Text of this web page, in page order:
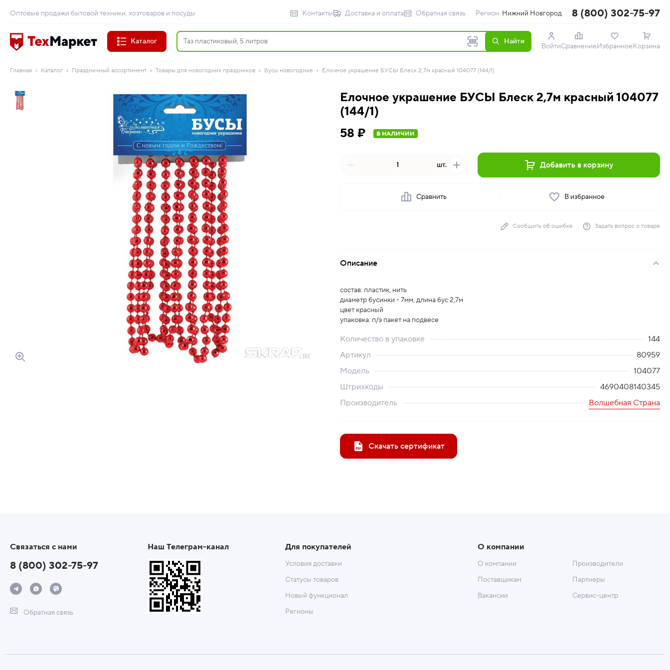
Оптовые продажи бытовой техники, хозтоваров и посуды Контакты Доставка и оплата Обратная связь Регион: Нижний Новгород 8 (800) 302-75-97
Каталог Найти
ВойтиСравнениеИзбранноеКорзина
Главная Каталог Праздничный ассортимент Товары для новогодних праздников Бусы новогодние Елочное украшение БУСЫ Блеск 2,7м красный 104077 (144/1)
Елочное украшение БУСЫ Блеск 2,7м красный 104077
(144/1)
58 ₽
В НАЛИЧИИ
шт. Добавить в корзину
Сравнить В избранное
Сообщить об ошибке Задать вопрос о товаре
Описание
состав: пластик, нить
диаметр бусинки - 7мм, длина бус 2,7м
цвет красный
упаковка: п/э пакет на подвесе
Количество в упаковке
144
Артикул
80959
Модель
104077
Штрихкоды
4690408140345
Производитель
Волшебная Страна
Скачать сертификат
Связаться с нами
8 (800) 302-75-97
Обратная связь
Наш Телеграм-канал Для покупателей
Условия доставки
Статусы товаров
Новый функционал
Регионы
О компании
О компании
Поставщикам
Вакансии
Производители
Партнеры
Сервис-центр